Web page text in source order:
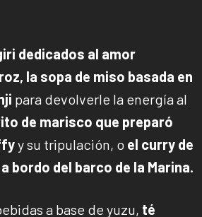
dedicados al amor
la sopa de miso basada en
para devolverle la energía al
de marisco que preparó
y su tripulación, o el curry de
bordo del barco de la Marina.
a base de yuzu, té